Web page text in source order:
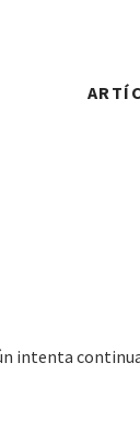
intenta